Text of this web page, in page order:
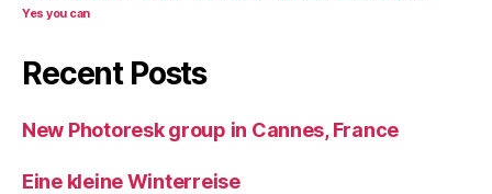
Yes you can
Recent Posts
New Photoresk group in Cannes, France
Eine kleine Winterreise